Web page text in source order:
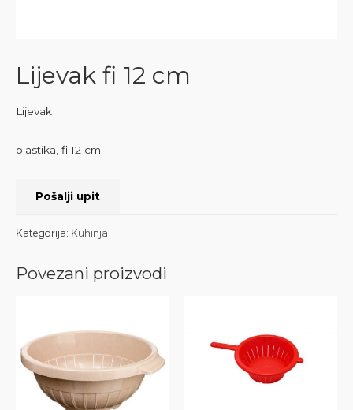
Lijevak fi 12 cm
Lijevak
plastika, fi 12 cm
Pošalji upit
Kategorija: Kuhinja
Povezani proizvodi